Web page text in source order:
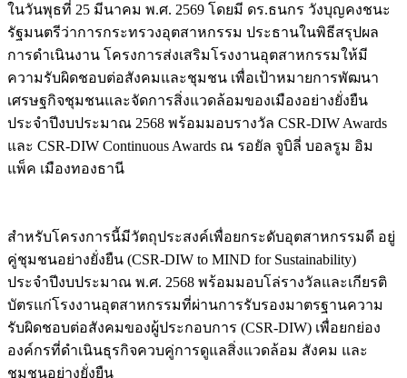
ในวันพุธที่ 25 มีนาคม พ.ศ. 2569 โดยมี ดร.ธนกร วังบุญคงชนะ
รัฐมนตรีว่าการกระทรวงอุตสาหกรรม ประธานในพิธีสรุปผล
การดำเนินงาน โครงการส่งเสริมโรงงานอุตสาหกรรมให้มี
ความรับผิดชอบต่อสังคมและชุมชน เพื่อเป้าหมายการพัฒนา
เศรษฐกิจชุมชนและจัดการสิ่งแวดล้อมของเมืองอย่างยั่งยืน
ประจำปีงบประมาณ 2568 พร้อมมอบรางวัล CSR-DIW Awards
และ CSR-DIW Continuous Awards ณ รอยัล จูบิลี่ บอลรูม อิม
แพ็ค เมืองทองธานี
สำหรับโครงการนี้มีวัตถุประสงค์เพื่อยกระดับอุตสาหกรรมดี อยู่
คู่ชุมชนอย่างยั่งยืน (CSR-DIW to MIND for Sustainability)
ประจำปีงบประมาณ พ.ศ. 2568 พร้อมมอบโล่รางวัลและเกียรติ
บัตรแก่โรงงานอุตสาหกรรมที่ผ่านการรับรองมาตรฐานความ
รับผิดชอบต่อสังคมของผู้ประกอบการ (CSR-DIW) เพื่อยกย่อง
องค์กรที่ดำเนินธุรกิจควบคู่การดูแลสิ่งแวดล้อม สังคม และ
ชุมชนอย่างยั่งยืน